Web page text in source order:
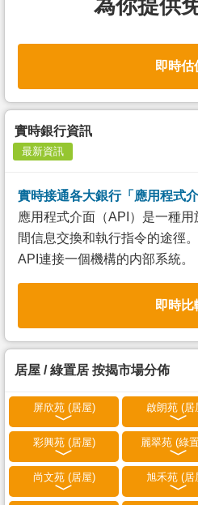
為你提供
即時估
實時銀行資訊
最新資訊
實時接通各大銀行「應用程式
應用程式介面（API）是一種
間信息交換和執行指令的途徑
API連接一個機構的内部系統。
即時比
居屋 / 綠置居 按揭市場分佈
屏欣苑 (居屋) 啟朗苑 (居
彩興苑 (居屋) 麗翠苑 (綠
尚文苑 (居屋) 旭禾苑 (居